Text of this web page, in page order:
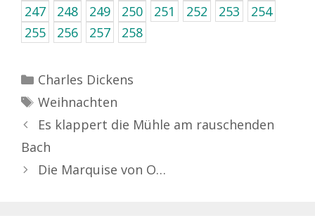
247
248 249 250 251 252 253
254
255
256 257 258
Kategorien
Charles Dickens
Schlagwörter
Weihnachten
Es klappert die Mühle am rauschenden
Bach
Die Marquise von O…